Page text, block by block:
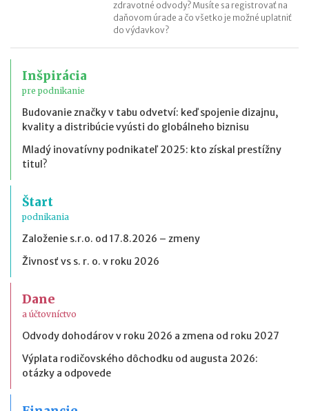
zdravotné odvody? Musíte sa registrovať na
daňovom úrade a čo všetko je možné uplatniť
do výdavkov?
Inšpirácia
pre podnikanie
Budovanie značky v tabu odvetví: keď spojenie dizajnu,
kvality a distribúcie vyústi do globálneho biznisu
Mladý inovatívny podnikateľ 2025: kto získal prestížny
titul?
Štart
podnikania
Založenie s.r.o. od 17.8.2026 – zmeny
Živnosť vs s. r. o. v roku 2026
Dane
a účtovníctvo
Odvody dohodárov v roku 2026 a zmena od roku 2027
Výplata rodičovského dôchodku od augusta 2026:
otázky a odpovede